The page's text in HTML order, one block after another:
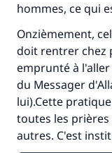
hommes, ce qui
Onzièmement,
doit rentrer chez
emprunté à
du Messager
lui).Cette
toutes les
autres. C'est